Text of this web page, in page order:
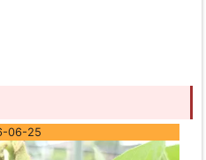
06-25